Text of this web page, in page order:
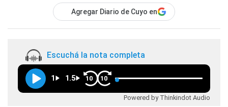
Agregar Diario de Cuyo en
Escuchá la nota completa
1 1.5 10 10
Powered by Thinkindot Audio